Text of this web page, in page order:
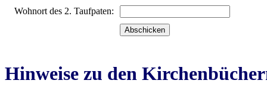
Wohnort des 2. Taufpaten:
Hinweise zu den